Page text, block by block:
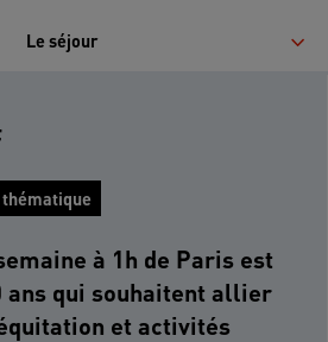
Le séjour
à 1h de Paris est
ans qui souhaitent allier
et activités